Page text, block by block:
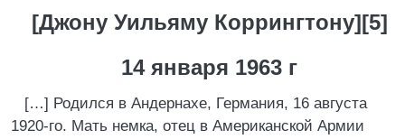
[Джону Уильяму Коррингтону][5]
14 января 1963 г
[…] Родился в Андернахе, Германия, 16 августа
1920-го. Мать немка, отец в Американской Армии